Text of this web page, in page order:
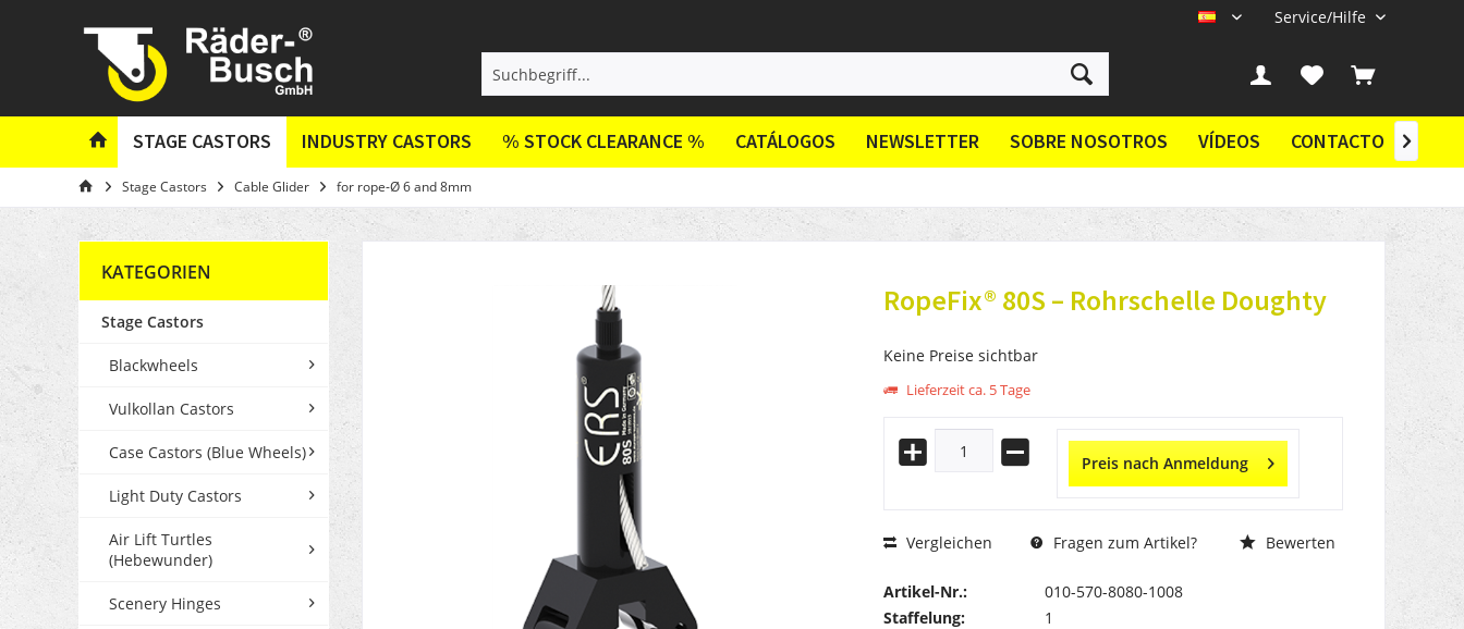
Service/Hilfe
STAGE CASTORS INDUSTRY CASTORS % STOCK CLEARANCE % CATÁLOGOS NEWSLETTER SOBRE NOSOTROS VÍDEOS CONTACTO 
Stage Castors Cable Glider for rope-Ø 6 and 8mm
KATEGORIEN
Stage Castors
Blackwheels
Vulkollan Castors
Case Castors (Blue Wheels)
Light Duty Castors
Air Lift Turtles
(Hebewunder)
Scenery Hinges
RopeFix® 80S – Rohrschelle Doughty
Keine Preise sichtbar
Lieferzeit ca. 5 Tage
Preis nach Anmeldung
Vergleichen Fragen zum Artikel? Bewerten
Artikel-Nr.:
010-570-8080-1008
Staffelung:
1